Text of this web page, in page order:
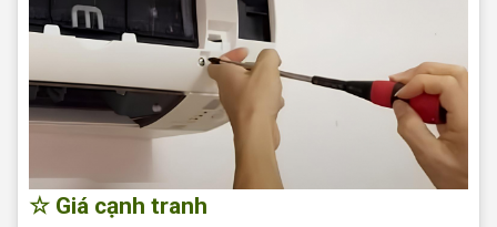
☆ Giá cạnh tranh